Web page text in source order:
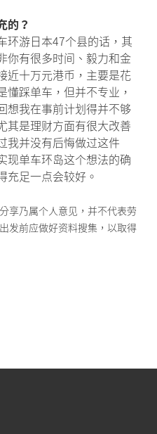
的？
环游日本47个县的话，其
你有很多时间、毅力和金
近十万元港币，主要是花
懂踩单车，但并不专业，
想我在事前计划得并不够
其是理财方面有很大改善
我并没有后悔做过这件
现单车环岛这个想法的确
充足一点会较好。
享乃属个人意见，并不代表劳
发前应做好资料搜集，以取得